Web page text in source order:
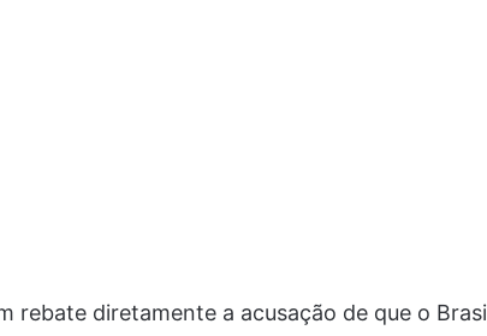
rebate diretamente a acusação de que o